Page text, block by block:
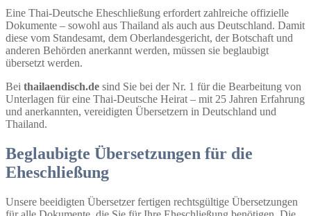
Eine Thai-Deutsche Eheschließung erfordert zahlreiche offizielle
Dokumente – sowohl aus Thailand als auch aus Deutschland. Damit
diese vom Standesamt, dem Oberlandesgericht, der Botschaft und
anderen Behörden anerkannt werden, müssen sie beglaubigt
übersetzt werden.
Bei thailaendisch.de sind Sie bei der Nr. 1 für die Bearbeitung von
Unterlagen für eine Thai-Deutsche Heirat – mit 25 Jahren Erfahrung
und anerkannten, vereidigten Übersetzern in Deutschland und
Thailand.
Beglaubigte Übersetzungen für die
Eheschließung
Unsere beeidigten Übersetzer fertigen rechtsgültige Übersetzungen